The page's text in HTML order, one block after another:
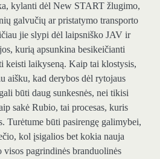
kylanti dėl New START žlugimo,
galvučių ar pristatymo transporto
jie slypi dėl laipsniško JAV ir
kurią apsunkina besikeičianti
keisti laikyseną. Kaip tai klostysis,
aišku, kad derybos dėl rytojaus
būti daug sunkesnės, nei tikisi
sakė Rubio, tai procesas, kuris
Turėtume būti pasirengę galimybei,
kol įsigalios bet kokia nauja
pagrindinės branduolinės